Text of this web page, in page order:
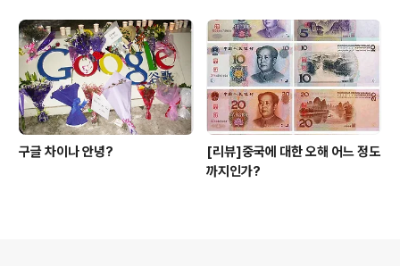
구글 차이나 안녕?
[리뷰]중국에 대한 오해 어느 정도
까지인가?